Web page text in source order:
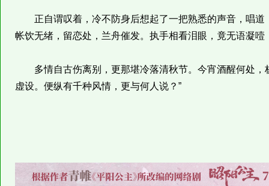
正自谓叹着，冷不防身后想起了一把熟悉的声音，唱道
帐饮无绪，留恋处，兰舟催发。执手相看泪眼，竟无语凝
多情自古伤离别，更那堪冷落清秋节。今宵酒醒何处，
虚设。便纵有千种风情，更与何人说？”